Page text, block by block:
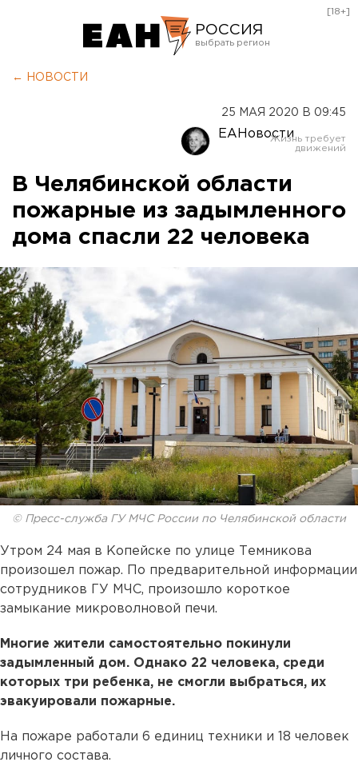
РОССИЯ
Оренбург
[18+]
← НОВОСТИ
25 МАЯ 2020 В 09:45
ЕАНовости
В Челябинской области
пожарные из задымленного
дома спасли 22 человека
© Пресс-служба ГУ МЧС России по Челябинской области
Утром 24 мая в Копейске по улице Темникова
произошел пожар. По предварительной информации
сотрудников ГУ МЧС, произошло короткое
замыкание микроволновой печи.
Многие жители самостоятельно покинули
задымленный дом. Однако 22 человека, среди
которых три ребенка, не смогли выбраться, их
эвакуировали пожарные.
На пожаре работали 6 единиц техники и 18 человек
личного состава.